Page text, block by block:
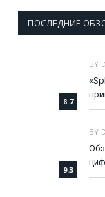
ПОСЛЕДНИЕ
8.7
BY
9.3
BY